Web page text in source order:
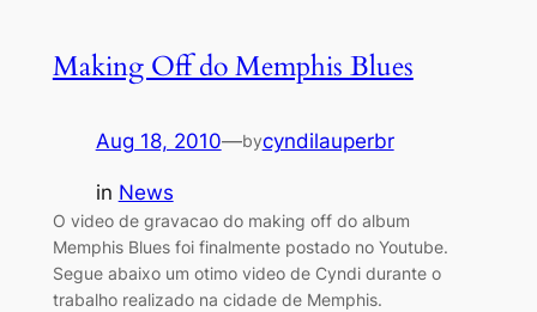
Making Off do Memphis Blues
Aug 18, 2010—bycyndilauperbr
in News
O video de gravacao do making off do album
Memphis Blues foi finalmente postado no Youtube.
Segue abaixo um otimo video de Cyndi durante o
trabalho realizado na cidade de Memphis.